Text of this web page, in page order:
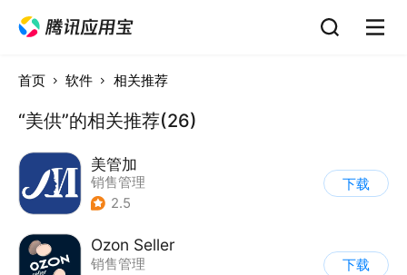
首页 软件 相关推荐
“美供”的相关推荐(26)
美管加
销售管理
2.5
下载
Ozon Seller
销售管理
下载